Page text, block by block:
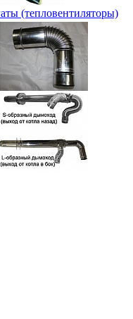
(тепловентиляторы)